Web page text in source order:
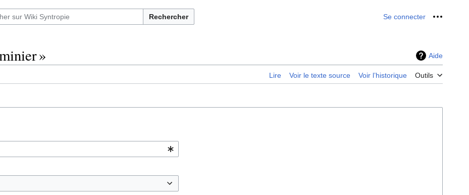
Rechercher Se connecter Outils
» Aide
Lire Voir le texte source Voir l’historique Outils